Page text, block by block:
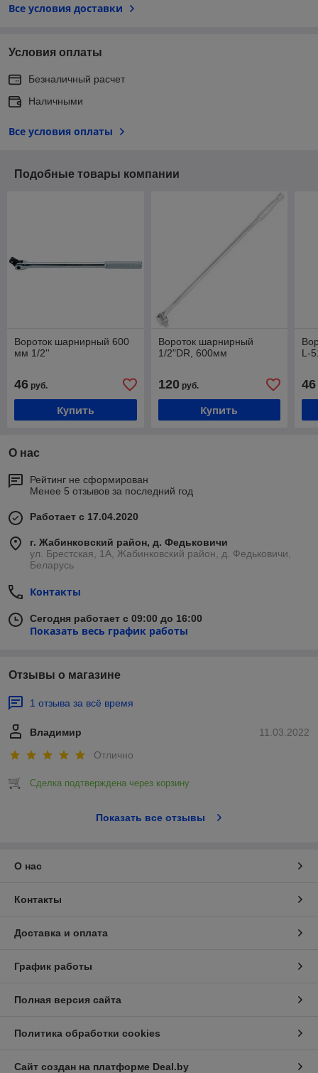
Все условия доставки
Условия оплаты
Безналичный расчет
Наличными
Все условия оплаты
Подобные товары компании
Вороток шарнирный 600
мм 1/2''
46 руб.
Купить
Вороток шарнирный
1/2"DR, 600мм
120руб.
Купить
L-
46
О нас
Рейтинг не сформирован
Менее 5 отзывов за последний год
Работает с 17.04.2020
г. Жабинковский район, д. Федьковичи
ул. Брестская, 1А, Жабинковский район, д. Федьковичи,
Беларусь
Контакты
Сегодня работает с 09:00 до 16:00
Показать весь график работы
Отзывы о магазине
1 отзыва за всё время
11.03.2022
Владимир
Отлично
Сделка подтверждена через корзину
Показать все отзывы
О нас
Контакты
Доставка и оплата
График работы
Полная версия сайта
Политика обработки cookies
Сайт создан на платформе Deal.by